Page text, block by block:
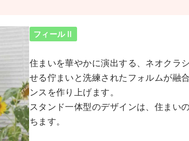
フィールⅡ
住まいを華やかに演出する、ネオクラ
せる佇まいと洗練されたフォルムが融
ンスを作り上げます。
スタンド一体型のデザインは、住まい
ちます。